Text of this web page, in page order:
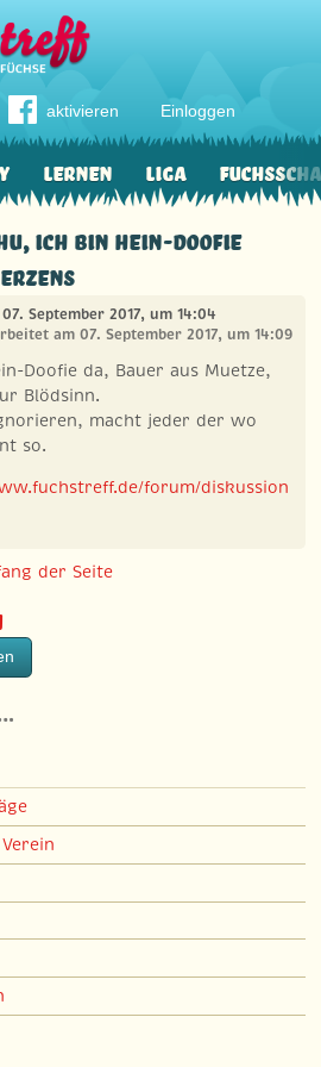
aktivieren Einloggen
Lernen Liga
ich bin Hein-Doofie
September 2017, um 14:04
am 07. September 2017, um 14:09
Doofie da, Bauer aus Muetze,
Blödsinn.
macht jeder der wo
so.
forum/diskussion
der Seite